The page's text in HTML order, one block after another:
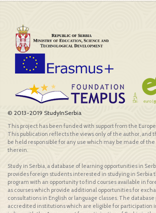
© 2013-2019 StudyInSerbia
This project has been funded with support from the
This publication reflects the views only of the author, and
be held responsible for any use which may be made of
therein.
Study in Serbia, a database of learning opportunities in
provides foreign students interested in studying in Serbia
program with an opportunity to find courses available in
as courses which provide additional opportunities for
consultations in English or language classes. The database
accredited institutions which are eligible for participation